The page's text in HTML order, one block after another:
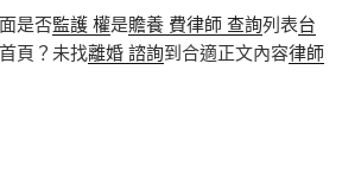
是否監護 權是贍養 費律師 查詢列表台
頁？未找離婚 諮詢到合適正文內容律師